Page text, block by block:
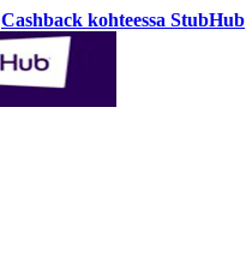
Cashback kohteessa StubHub